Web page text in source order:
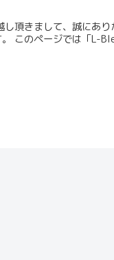
頂きまして、誠にあ
このページでは「L-